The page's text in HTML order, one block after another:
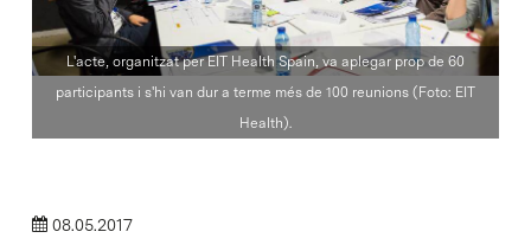
L'acte, organitzat per EIT Health Spain, va aplegar prop de 60
participants i s'hi van dur a terme més de 100 reunions (Foto: EIT
Health).
08.05.2017